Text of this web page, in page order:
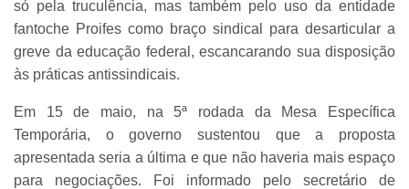
só pela truculência, mas também pelo uso da entidade
fantoche Proifes como braço sindical para desarticular a
greve da educação federal, escancarando sua disposição
às práticas antissindicais.
Em 15 de maio, na 5ª rodada da Mesa Específica
Temporária, o governo sustentou que a proposta
apresentada seria a última e que não haveria mais espaço
para negociações. Foi informado pelo secretário de